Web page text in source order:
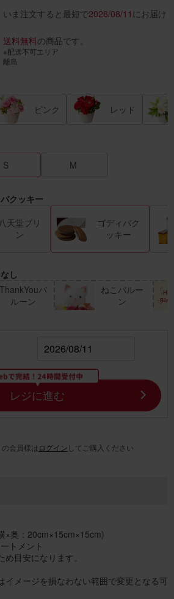
いま注文すると最短で2026/08/11 にお届け
送料無料の商品です。
※配送不可エリア
離島
ピンク レッド
S M
クッキー
八天堂プリ
ン
ゴディバク
ッキー
し
ThankYouバ
ルーン
ねこバルー
ン
レジに進む
の会員様は ログイン してご購入ください
×奥：20cm×15cm×15cm)
トメント
目安になります。
イメージを損なわない範囲で変更となる可